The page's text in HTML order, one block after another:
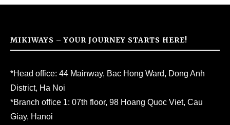
MIKIWAYS – YOUR JOURNEY STARTS HERE!
*Head office: 44 Mainway, Bac Hong Ward, Dong Anh
District, Ha Noi
*Branch office 1: 07th floor, 98 Hoang Quoc Viet, Cau
Giay, Hanoi